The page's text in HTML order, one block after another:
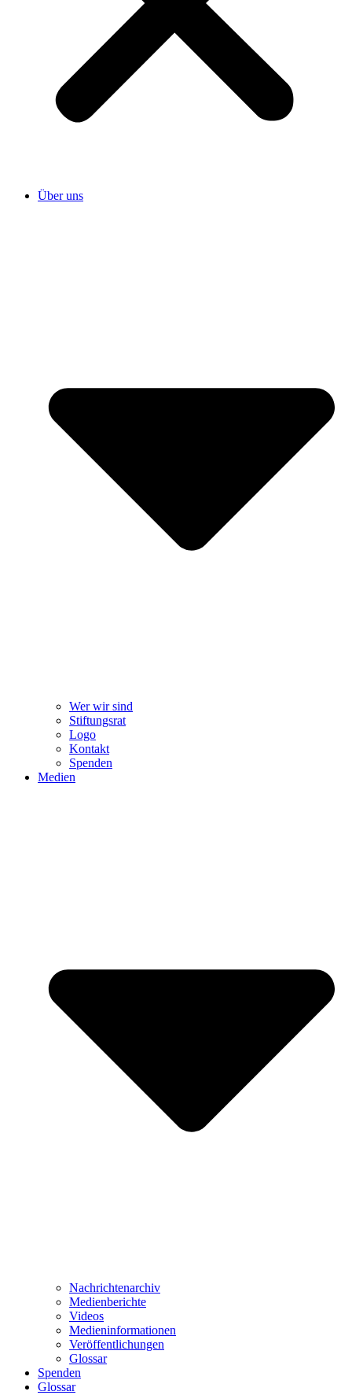
Über uns
Wer wir sind
Stiftungsrat
Logo
Kontakt
Spenden
Medien
Nachrichtenarchiv
Medienberichte
Videos
Medieninformationen
Veröffentlichungen
Glossar
Spenden
Glossar